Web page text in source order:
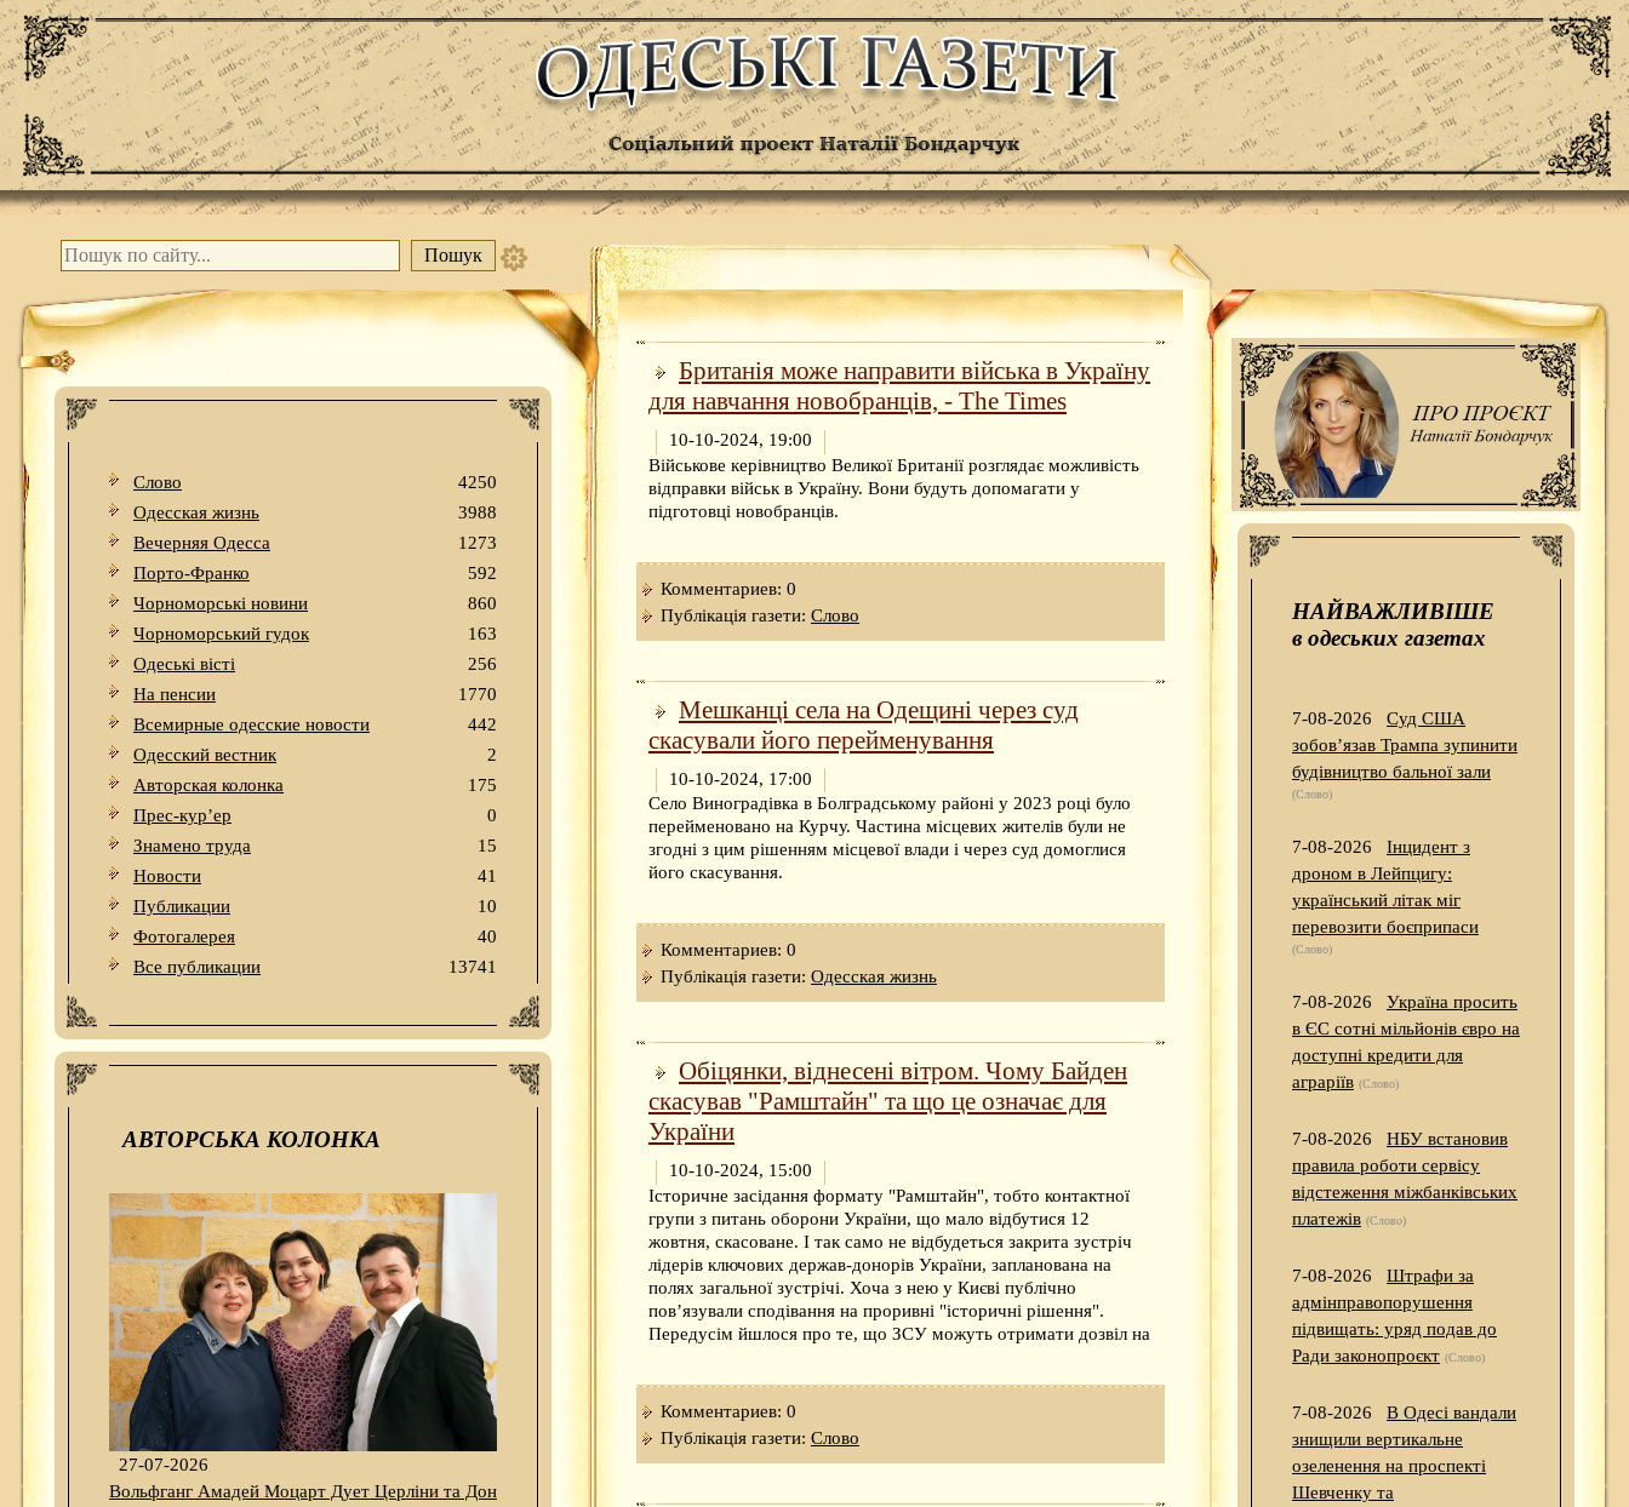
Слово
4250
Одесская жизнь
3988
Вечерняя Одесса
1273
Порто-Франко
592
Чорноморські новини
860
Чорноморський гудок
163
Одеськi вiстi
256
На пенсии
1770
Всемирные одесские новости
442
Одесский вестник
2
Авторская колонка
175
Прес-кур’ер
0
Знамено труда
15
Новости
41
Публикации
10
Фотогалерея
40
Все публикации
13741
АВТОРСЬКА КОЛОНКА
27-07-2026
Вольфганг Амадей Моцарт Дует Церліни та Дон
Британія може направити війська в Україну
для навчання новобранців, - The Times
10-10-2024, 19:00
Військове керівництво Великої Британії розглядає можливість
відправки військ в Україну. Вони будуть допомагати у
підготовці новобранців.
Комментариев: 0
Публікація газети: Слово
Мешканці села на Одещині через суд
скасували його перейменування
10-10-2024, 17:00
Село Виноградівка в Болградському районі у 2023 році було
перейменовано на Курчу. Частина місцевих жителів були не
згодні з цим рішенням місцевої влади і через суд домоглися
його скасування.
Комментариев: 0
Публікація газети: Одесская жизнь
Обіцянки, віднесені вітром. Чому Байден
скасував "Рамштайн" та що це означає для
України
10-10-2024, 15:00
Історичне засідання формату "Рамштайн", тобто контактної
групи з питань оборони України, що мало відбутися 12
жовтня, скасоване. І так само не відбудеться закрита зустріч
лідерів ключових держав-донорів України, запланована на
полях загальної зустрічі. Хоча з нею у Києві публічно
пов’язували сподівання на проривні "історичні рішення".
Передусім йшлося про те, що ЗСУ можуть отримати дозвіл на
Комментариев: 0
Публікація газети: Слово
НАЙВАЖЛИВІШЕ
в одеських газетах
7-08-2026
Суд США
зобов’язав Трампа зупинити
будівництво бальної зали
(Слово)
7-08-2026
Інцидент з
дроном в Лейпцигу:
український літак міг
перевозити боєприпаси
(Слово)
7-08-2026
Україна просить
в ЄС сотні мільйонів євро на
доступні кредити для
аграріїв (Слово)
7-08-2026
НБУ встановив
правила роботи сервісу
відстеження міжбанківських
платежів (Слово)
7-08-2026
Штрафи за
адмінправопорушення
підвищать: уряд подав до
Ради законопроєкт (Слово)
7-08-2026
В Одесі вандали
знищили вертикальне
озеленення на проспекті
Шевченку та